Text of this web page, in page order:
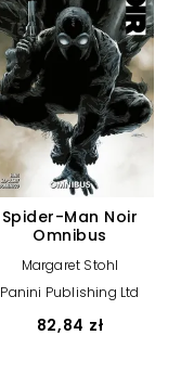
Spider-Man Noir
Omnibus
Margaret Stohl
Panini Publishing Ltd
82,84 zł